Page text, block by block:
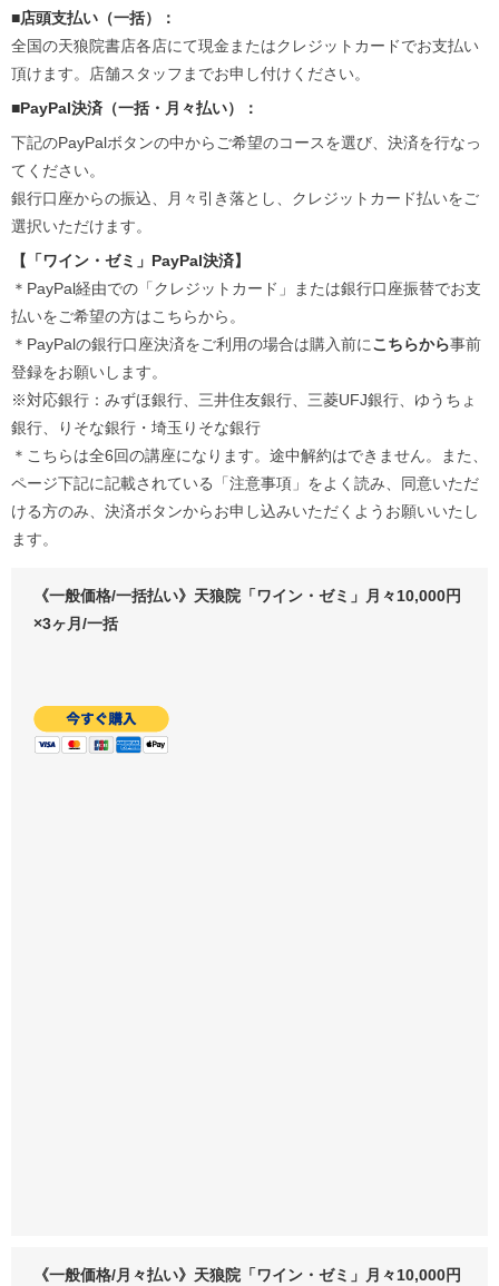
■店頭支払い（一括）：
全国の天狼院書店各店にて現金またはクレジットカードでお支払い
頂けます。店舗スタッフまでお申し付けください。
■PayPal決済（一括・月々払い）：
下記のPayPalボタンの中からご希望のコースを選び、決済を行なっ
てください。
銀行口座からの振込、月々引き落とし、クレジットカード払いをご
選択いただけます。
【「ワイン・ゼミ」PayPal決済】
＊PayPal経由での「クレジットカード」または銀行口座振替でお支
払いをご希望の方はこちらから。
＊PayPalの銀行口座決済をご利用の場合は購入前にこちらから事前
登録をお願いします。
※対応銀行：みずほ銀行、三井住友銀行、三菱UFJ銀行、ゆうちょ
銀行、りそな銀行・埼玉りそな銀行
＊こちらは全6回の講座になります。途中解約はできません。また、
ページ下記に記載されている「注意事項」をよく読み、同意いただ
ける方のみ、決済ボタンからお申し込みいただくようお願いいたし
ます。
《一般価格/一括払い》天狼院「ワイン・ゼミ」月々10,000円
×3ヶ月/一括
《一般価格/月々払い》天狼院「ワイン・ゼミ」月々10,000円